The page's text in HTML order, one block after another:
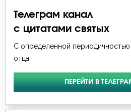
Празднословие
Прелесть
Прелюбодеяние
Преображение Господне
Телеграм канал
с цитатами святых
С определенной периодичностью
отца
ПЕРЕЙТИ В